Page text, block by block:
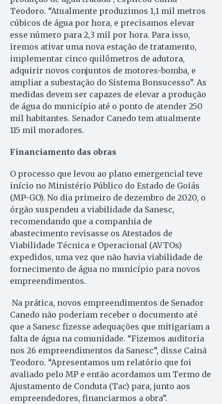
Teodoro. “Atualmente produzimos 1,1 mil metros
cúbicos de água por hora, e precisamos elevar
esse número para 2,3 mil por hora. Para isso,
iremos ativar uma nova estação de tratamento,
implementar cinco quilômetros de adutora,
adquirir novos conjuntos de motores-bomba, e
ampliar a subestação do Sistema Bonsucesso”. As
medidas devem ser capazes de elevar a produção
de água do município até o ponto de atender 250
mil habitantes. Senador Canedo tem atualmente
115 mil moradores.
Financiamento das obras
O processo que levou ao plano emergencial teve
início no Ministério Público do Estado de Goiás
(MP-GO). No dia primeiro de dezembro de 2020, o
órgão suspendeu a viabilidade da Sanesc,
recomendando que a companhia de
abastecimento revisasse os Atestados de
Viabilidade Técnica e Operacional (AVTOs)
expedidos, uma vez que não havia viabilidade de
fornecimento de água no município para novos
empreendimentos.
Na prática, novos empreendimentos de Senador
Canedo não poderiam receber o documento até
que a Sanesc fizesse adequações que mitigariam a
falta de água na comunidade. “Fizemos auditoria
nos 26 empreendimentos da Sanesc”, disse Cainã
Teodoro. “Apresentamos um relatório que foi
avaliado pelo MP e então acordamos um Termo de
Ajustamento de Conduta (Tac) para, junto aos
empreendedores, financiarmos a obra”.